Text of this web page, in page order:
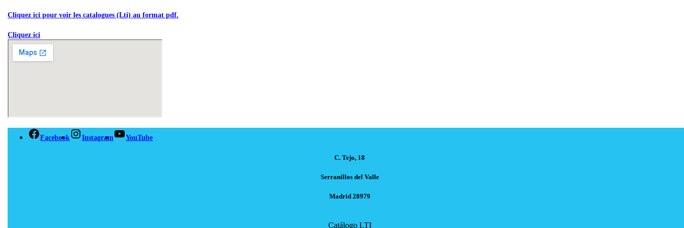
Cliquez ici pour voir les catalogues (Lti) au format pdf.
Cliquez ici
Facebook Instagram YouTube
C. Tejo, 18
Serranillos del Valle
Madrid 28979
Catálogo LTI